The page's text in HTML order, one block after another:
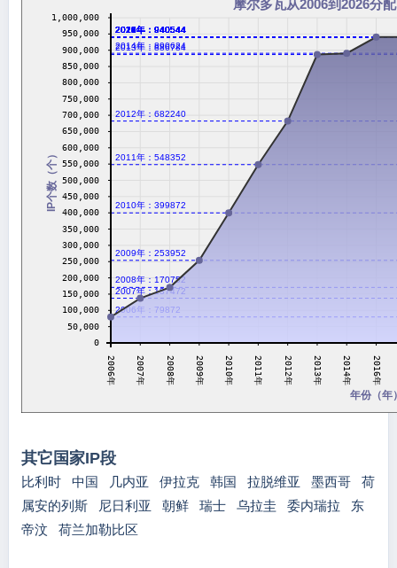
摩尔多瓦从2006到2026分
2006年：79872
2007年：137472
2008年：170752
2009年：253952
2010年：399872
2011年：548352
2012年：682240
2013年：886784
2014年：890624
2016年：940544
2017年：940544
2018年：940544
2019年：940544
2020年：940544
2021年：940544
2022年：940544
2023年：940544
2024年：940544
2026年：940544
0
50,000
100,000
150,000
200,000
250,000
300,000
350,000
400,000
450,000
500,000
550,000
600,000
650,000
700,000
750,000
800,000
850,000
900,000
950,000
1,000,000
2006年 2007年 2008年 2009年 2010年 2011年 2012年 2013年 2014年 2016年
年份（年
IP个数（个）
其它国家IP段
比利时 中国 几内亚 伊拉克 韩国 拉脱维亚 墨西哥
荷
属安的列斯
尼日利亚 朝鲜 瑞士 乌拉圭 委内瑞拉
东
帝汶
荷兰加勒比区